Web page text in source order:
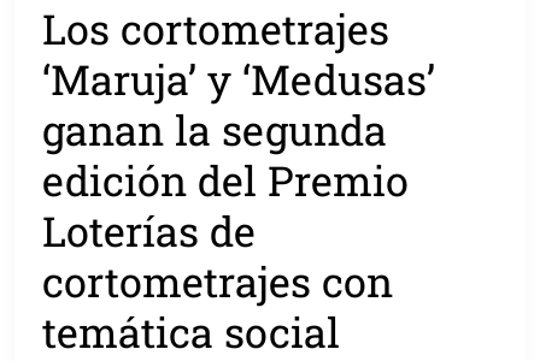
Los cortometrajes
‘Maruja’ y ‘Medusas’
ganan la segunda
edición del Premio
Loterías de
cortometrajes con
temática social